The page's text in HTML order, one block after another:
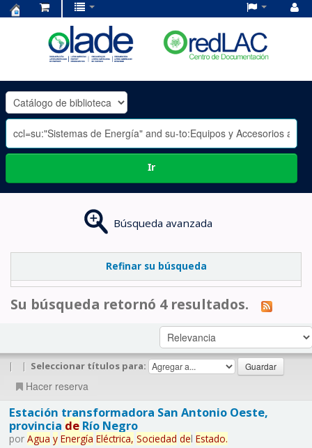
OLADE
-
Ir
Búsqueda avanzada
Refinar su búsqueda
Su búsqueda retornó 4 resultados.
| | Seleccionar títulos para:
Hacer reserva
Estación transformadora San Antonio Oeste,
provincia deRío Negro
por Agua y Energía Eléctrica, Sociedad del Estado.